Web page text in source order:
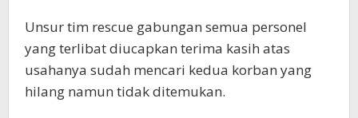
Unsur tim rescue gabungan semua personel
yang terlibat diucapkan terima kasih atas
usahanya sudah mencari kedua korban yang
hilang namun tidak ditemukan.